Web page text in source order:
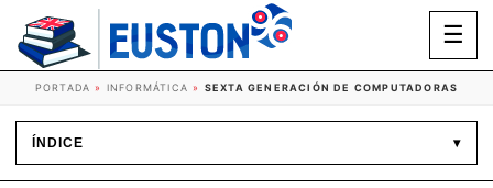
☰
PORTADA » INFORMÁTICA » SEXTA GENERACIÓN DE COMPUTADORAS
ÍNDICE ▾